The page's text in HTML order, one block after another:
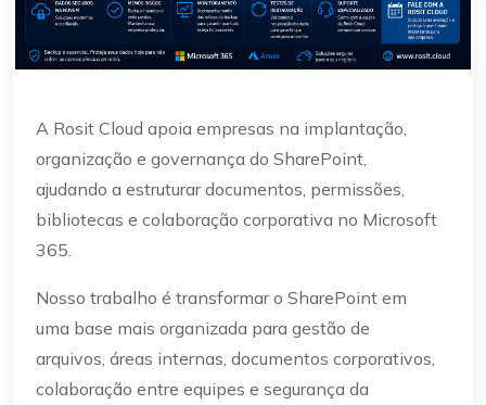
A Rosit Cloud apoia empresas na implantação,
organização e governança do SharePoint,
ajudando a estruturar documentos, permissões,
bibliotecas e colaboração corporativa no Microsoft
365.
Nosso trabalho é transformar o SharePoint em
uma base mais organizada para gestão de
arquivos, áreas internas, documentos corporativos,
colaboração entre equipes e segurança da